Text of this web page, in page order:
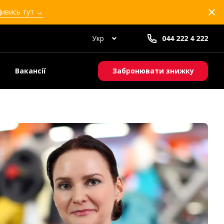
тут →
Укр 044 222 4 222
Вакансії Забронювати знижку